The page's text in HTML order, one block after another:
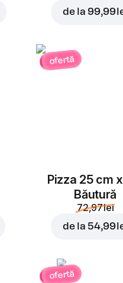
de la 99,99
ofertă
Pizza 25 cm
Băutură
72,97 lei
de la 54,99
ofertă